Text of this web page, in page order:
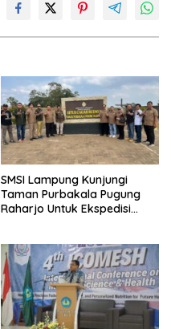
SMSI Lampung Kunjungi
Taman Purbakala Pugung
Raharjo Untuk Ekspedisi